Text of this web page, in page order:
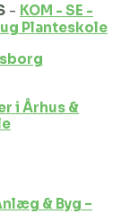
- KOM - SE -
Planteskole
i Århus &
& Byg –